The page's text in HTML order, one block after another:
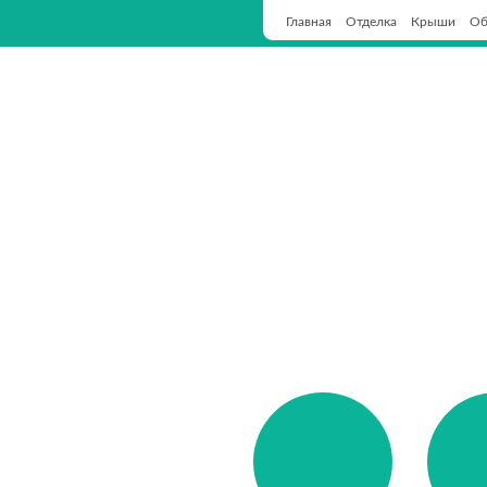
Главная Отделка Крыши